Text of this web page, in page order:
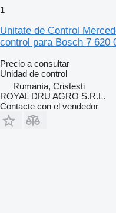
1
Unitate de Control
control para Bosch 7 620
Precio a consultar
Unidad de control
Rumanía, Cristesti
ROYAL DRU AGRO S.R.L.
Contacte con el vendedor